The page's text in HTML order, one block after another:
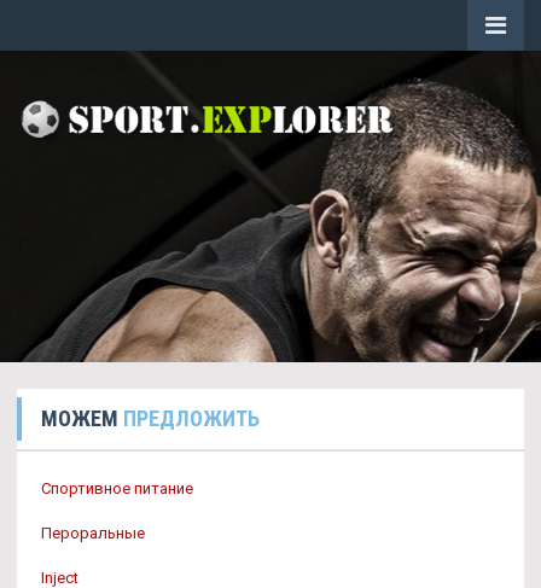
МОЖЕМ ПРЕДЛОЖИТЬ
Спортивное питание
Пероральные
Inject